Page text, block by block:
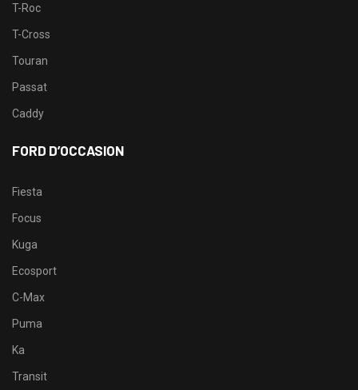
T-Roc
T-Cross
Touran
Passat
Caddy
FORD D’OCCASION
Fiesta
Focus
Kuga
Ecosport
C-Max
Puma
Ka
Transit